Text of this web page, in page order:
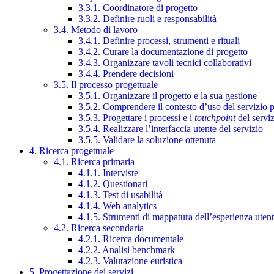
3.3.1. Coordinatore di progetto
3.3.2. Definire ruoli e responsabilità
3.4. Metodo di lavoro
3.4.1. Definire processi, strumenti e rituali
3.4.2. Curare la documentazione di progetto
3.4.3. Organizzare tavoli tecnici collaborativi
3.4.4. Prendere decisioni
3.5. Il processo progettuale
3.5.1. Organizzare il progetto e la sua gestione
3.5.2. Comprendere il contesto d’uso del servizio
3.5.3. Progettare i processi e i touchpointdel
3.5.4. Realizzare l’interfaccia utente del servizio
3.5.5. Validare la soluzione ottenuta
4. Ricerca progettuale
4.1. Ricerca primaria
4.1.1. Interviste
4.1.2. Questionari
4.1.3. Test di usabilità
4.1.4. Web analytics
4.1.5. Strumenti di mappatura dell’esperienza
4.2. Ricerca secondaria
4.2.1. Ricerca documentale
4.2.2. Analisi benchmark
4.2.3. Valutazione euristica
5. Progettazione dei servizi